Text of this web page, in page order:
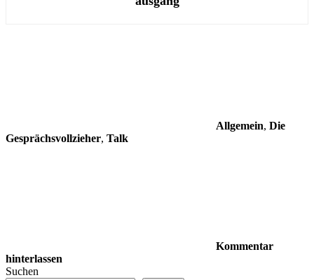
Allgemein, Die
Gesprächsvollzieher, Talk
Kommentar
hinterlassen
Suchen